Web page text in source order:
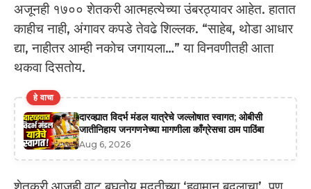
अजूनही १७०० शेतकरी आत्महत्येच्या उंबरठ्यावर आहेत. हातात
काहीच नाही, अंगावर कपडे तेवढे शिल्लक. “साहेब, थोडा आधार
द्या, नाहीतर आम्ही नकोच जगायला…” या विनवणीतही आता
थकवा दिसतोय.
हे वाचा
दारव्ह्यात विदर्भ मंडल यात्रेचे जल्लोषात स्वागत; ओबीसी
जातीनिहाय जनगणनेच्या मागणीला काँग्रेसचा ठाम पाठिंबा
Aug 6, 2026